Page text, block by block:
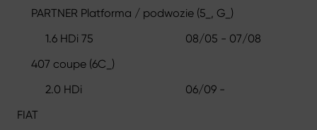
PARTNER Platforma / podwozie (5_, G_)
1.6 HDi 75
08/05 - 07/08
407 coupe (6C_)
2.0 HDi
06/09 -
FIAT